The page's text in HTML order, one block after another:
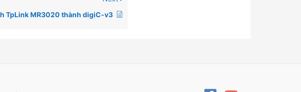
TpLink MR3020 thành digiC-v3